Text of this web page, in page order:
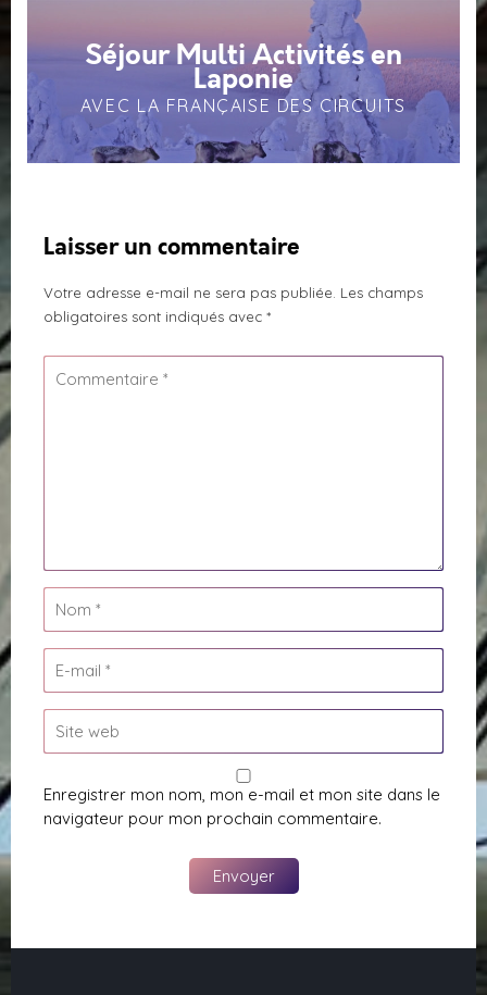
Séjour Multi Activités en
Laponie
AVEC LA FRANÇAISE DES CIRCUITS
Laisser un commentaire
Votre adresse e-mail ne sera pas publiée. Les champs
obligatoires sont indiqués avec *
Enregistrer mon nom, mon e-mail et mon site dans le
navigateur pour mon prochain commentaire.